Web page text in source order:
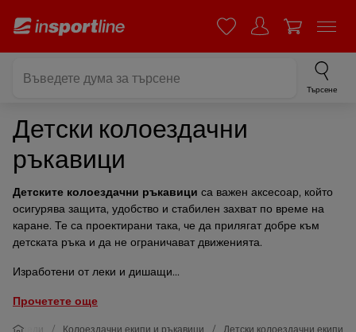
Търсене
Детски колоездачни
ръкавици
Детските колоездачни ръкавици са важен аксесоар, който
осигурява защита, удобство и стабилен захват по време на
каране. Те са проектирани така, че да прилягат добре към
детската ръка и да не ограничават движенията.
Изработени от леки и дишащи...
Прочетете още
Колоездачни екипи и ръкавици Детски колоездачни екипи